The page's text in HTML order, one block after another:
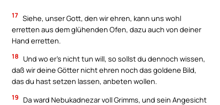
17 Siehe, unser Gott, den wir ehren, kann uns wohl
erretten aus dem glühenden Ofen, dazu auch von deiner
Hand erretten.
18
Und wo er’s nicht tun will, so sollst du dennoch wissen,
daß wir deine Götter nicht ehren noch das goldene Bild,
das du hast setzen lassen, anbeten wollen.
19
Da ward Nebukadnezar voll Grimms, und sein Angesicht